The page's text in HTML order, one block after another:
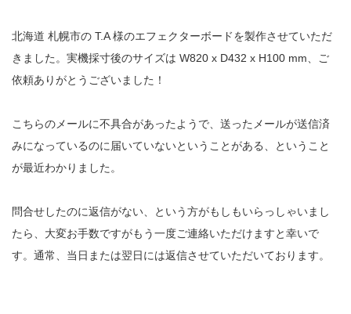
北海道 札幌市の T.A 様のエフェクターボードを製作させていただ
きました。実機採寸後のサイズは W820 x D432 x H100 mm、ご
依頼ありがとうございました！
こちらのメールに不具合があったようで、送ったメールが送信済
みになっているのに届いていないということがある、ということ
が最近わかりました。
問合せしたのに返信がない、という方がもしもいらっしゃいまし
たら、大変お手数ですがもう一度ご連絡いただけますと幸いで
す。通常、当日または翌日には返信させていただいております。